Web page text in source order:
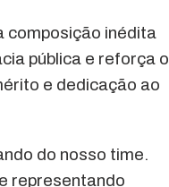
composição inédita
pública e reforça o
e dedicação ao
do nosso time.
representando